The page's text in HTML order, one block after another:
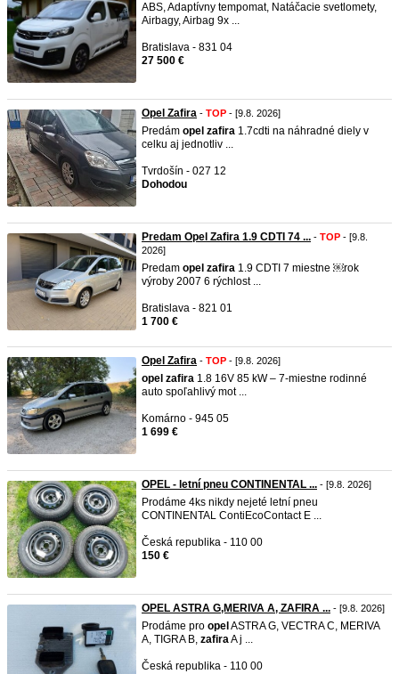
ABS, Adaptívny tempomat, Natáčacie svetlomety,
Airbagy, Airbag 9x ...
Bratislava - 831 04
27 500 €
Opel Zafira - TOP - [9.8. 2026]
Predám opel zafira 1.7cdti na náhradné diely v
celku aj jednotliv ...
Tvrdošín - 027 12
Dohodou
Predam Opel Zafira 1.9 CDTI 74 ... - TOP - [9.8.
2026]
Predam opel zafira 1.9 CDTI 7 miestne ￼rok
výroby 2007 6 rýchlost ...
Bratislava - 821 01
1 700 €
Opel Zafira - TOP - [9.8. 2026]
opel zafira 1.8 16V 85 kW – 7-miestne rodinné
auto spoľahlivý mot ...
Komárno - 945 05
1 699 €
OPEL - letní pneu CONTINENTAL ... - [9.8. 2026]
Prodáme 4ks nikdy nejeté letní pneu
CONTINENTAL ContiEcoContact E ...
Česká republika - 110 00
150 €
OPEL ASTRA G,MERIVA A, ZAFIRA ... - [9.8. 2026]
Prodáme pro opel ASTRA G, VECTRA C, MERIVA
A, TIGRA B, zafiraA j ...
Česká republika - 110 00